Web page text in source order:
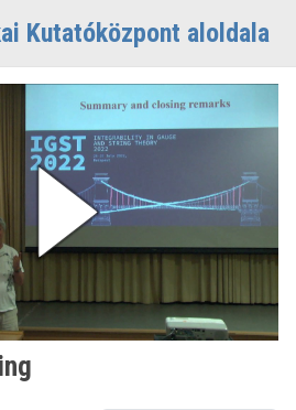
Kutatóközpont aloldala